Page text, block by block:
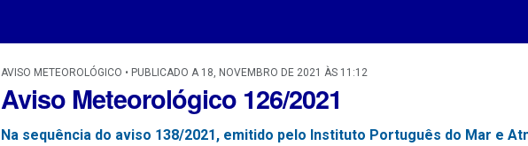
AVISO METEOROLÓGICO • PUBLICADO A 18, NOVEMBRO DE 2021 ÀS 11:12
Aviso Meteorológico 126/2021
Na sequência do aviso 138/2021, emitido pelo Instituto Português do Mar e